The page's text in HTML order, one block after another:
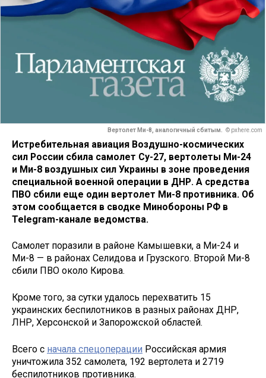
Вертолет Ми-8, аналогичный сбитым. © pxhere.com
Истребительная авиация Воздушно-космических
сил России сбила самолет Су-27, вертолеты Ми-24
и Ми-8 воздушных сил Украины в зоне проведения
специальной военной операции в ДНР. А средства
ПВО сбили еще один вертолет Ми-8 противника. Об
этом сообщается в сводке Минобороны РФ в
Telegram-канале ведомства.
Самолет поразили в районе Камышевки, а Ми-24 и
Ми-8 — в районах Селидова и Грузского. Второй Ми-8
сбили ПВО около Кирова.
Кроме того, за сутки удалось перехватить 15
украинских беспилотников в разных районах ДНР,
ЛНР, Херсонской и Запорожской областей.
Всего с начала спецоперации Российская армия
уничтожила 352 самолета, 192 вертолета и 2719
беспилотников противника.